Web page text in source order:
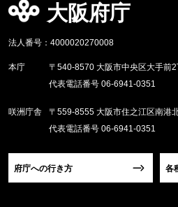
大阪府庁
法人番号：4000020270008
本庁
〒540-8570 大阪市中央区大手前2
代表電話番号 06-6941-0351
咲洲庁舎
〒559-8555 大阪市住之江区南港
代表電話番号 06-6941-0351
府庁への行き方 各